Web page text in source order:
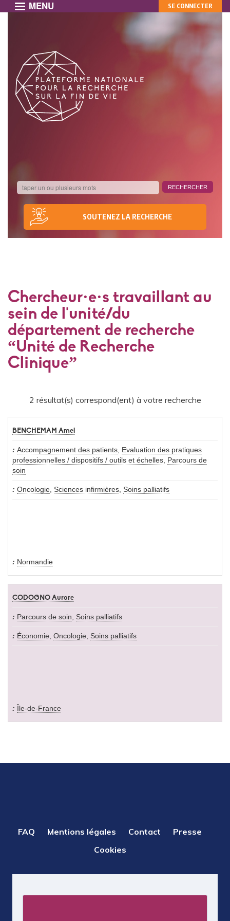
principal
MENU
SOUTENEZ LA RECHERCHE
MON
COMPTE
SE CONNECTER
Chercheur·e·s travaillant au
sein de l'unité/du
département de recherche
“Unité de Recherche
Clinique”
2 résultat(s) correspond(ent) à votre recherche
BENCHEMAM Amel
Accompagnement des patients, Evaluation des pratiques
professionnelles / dispositifs / outils et échelles, Parcours de
soin
Oncologie, Sciences infirmières, Soins palliatifs
Normandie
CODOGNO Aurore
Parcours de soin, Soins palliatifs
Économie, Oncologie, Soins palliatifs
Île-de-France
PIED
FAQ Mentions légales Contact
Presse
Cookies